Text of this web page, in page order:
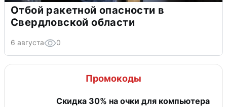
Отбой ракетной опасности в
Свердловской области
6 августа 0
Промокоды
Скидка 30% на очки для компьютера